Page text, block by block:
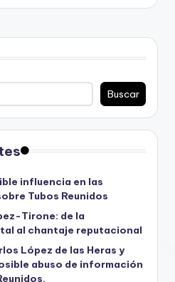
Buscar
influencia en las
Tubos Reunidos
Tirone: de la
al chantaje reputacional
López de las Heras y
abuso de información